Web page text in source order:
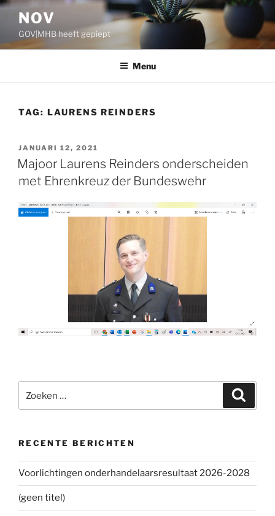
Ga
inhoud
NOV
GOV|MHB heeft gepiept
Menu
TAG: LAURENS REINDERS
GEPLAATST
OP
JANUARI 12, 2021
Majoor Laurens Reinders onderscheiden
met Ehrenkreuz der Bundeswehr
RECENTE BERICHTEN
Voorlichtingen onderhandelaarsresultaat 2026-2028
(geen titel)